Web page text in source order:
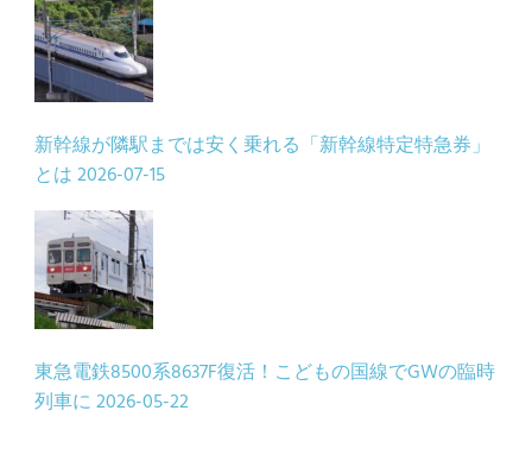
新幹線が隣駅までは安く乗れる「新幹線特定特急券」
とは2026-07-15
東急電鉄8500系8637F復活！こどもの国線でGWの臨時
列車に2026-05-22